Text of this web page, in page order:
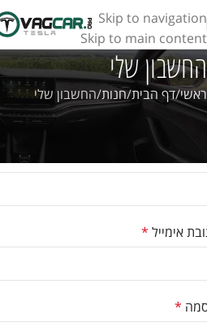
Skip to navigation
Skip to main content
החשבון שלי
ראשי דף הבית חנות החשבון שלי
משתמש
אימייל *
*